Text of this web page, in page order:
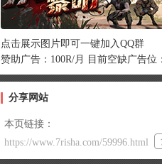
点击展示图片即可一键加入QQ群
赞助广告：100R/月 目前空缺广告位
分享网站
本页链接：
https://www.7risha.com/59996.html